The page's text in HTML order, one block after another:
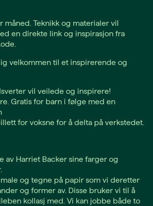
måned. Teknikk og materialer vil
en direkte link og inspirasjon fra
velkommen til et inspirerende og
vil veilede og inspirere!
Gratis for barn i følge med en
for voksne for å delta på verkstedet.
av Harriet Backer sine farger og
og tegne på papir som vi deretter
og former av. Disse bruker vi til å
kollasj med. Vi kan jobbe både to